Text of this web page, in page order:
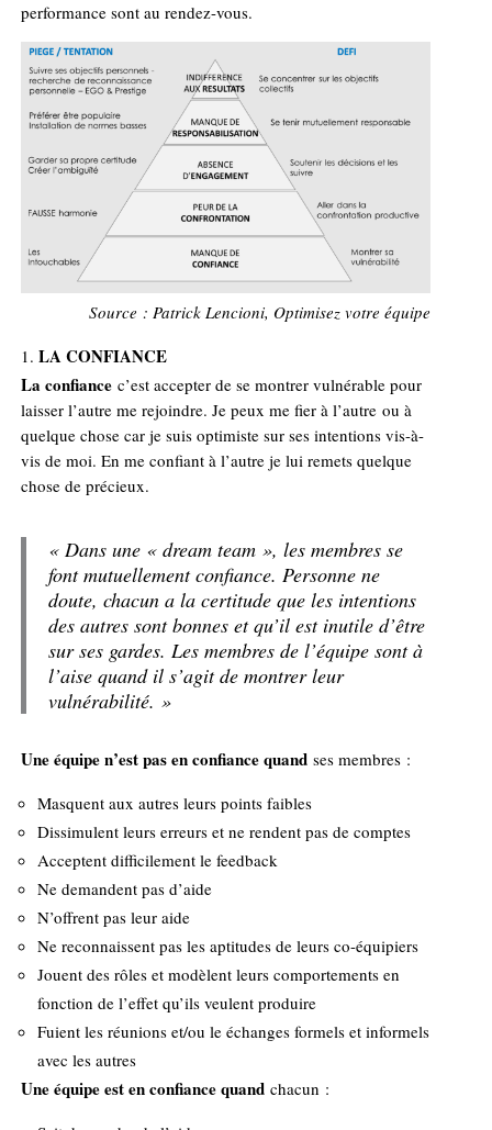
performance sont au rendez-vous.
Source : Patrick Lencioni, Optimisez votre équipe
LA CONFIANCE
La confiancec’est accepter de se montrer vulnérable pour
laisser l’autre me rejoindre. Je peux me fier à l’autre ou à
quelque chose car je suis optimiste sur ses intentions vis-à-
vis de moi. En me confiant à l’autre je lui remets quelque
chose de précieux.
« Dans une « dream team », les membres se
font mutuellement confiance. Personne ne
doute, chacun a la certitude que les intentions
des autres sont bonnes et qu’il est inutile d’être
sur ses gardes. Les membres de l’équipe sont à
l’aise quand il s’agit de montrer leur
vulnérabilité. »
Une équipe n’est pas en confiance quandses membres :
Masquent aux autres leurs points faibles
Dissimulent leurs erreurs et ne rendent pas de comptes
Acceptent difficilement le feedback
Ne demandent pas d’aide
N’offrent pas leur aide
Ne reconnaissent pas les aptitudes de leurs co-équipiers
Jouent des rôles et modèlent leurs comportements en
fonction de l’effet qu’ils veulent produire
Fuient les réunions et/ou le échanges formels et informels
avec les autres
Une équipe est en confiance quandchacun :